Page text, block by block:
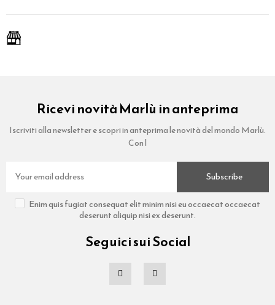
Ricevi novità Marlù in anteprima
Iscriviti alla newsletter e scopri in anteprima le novità del mondo Marlù.
Con l
Subscribe
Enim quis fugiat consequat elit minim nisi eu occaecat occaecat
deserunt aliquip nisi ex deserunt.
Seguici sui Social